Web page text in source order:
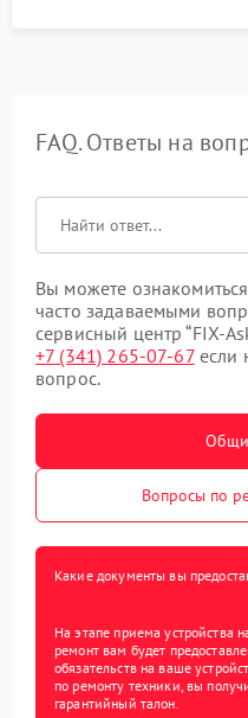
FAQ. Ответы на
Вы можете
часто задаваемыми
сервисный центр “FIX-
+7 (341) 265-07-67если
вопрос.
Вопросы по
Какие документы вы
На этапе приема устройства
ремонт вам будет
обязательств на ваше
по ремонту техники, вы
гарантийный талон.